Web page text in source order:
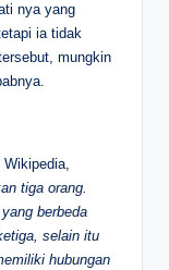
nya yang
ia tidak
mungkin
tiga orang.
berbeda
selain itu
hubungan